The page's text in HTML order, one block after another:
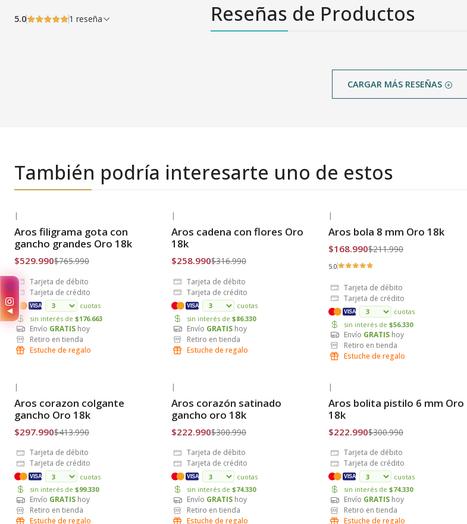
Reseñas de Productos
5.0 1 reseña
CARGAR MÁS RESEÑAS
También podría interesarte uno de estos
Envío Gratis
|
Aros filigrama gota con
gancho grandes Oro 18k
$529.990$765.990
Tarjeta de débito
Tarjeta de crédito
VISA
cuotas
sin interés de $176.663
Envío GRATIS hoy
Retiro en tienda
Estuche de regalo
Envío Gratis
|
Aros cadena con flores Oro
18k
$258.990$316.990
Tarjeta de débito
Tarjeta de crédito
VISA
cuotas
sin interés de $86.330
Envío GRATIS hoy
Retiro en tienda
Estuche de regalo
Envío Gratis
|
Aros bola 8 mm Oro 18k
$168.990$211.990
5.0
Tarjeta de débito
Tarjeta de crédito
VISA
cuotas
sin interés de $56.330
Envío GRATIS hoy
Retiro en tienda
Estuche de regalo
Envío Gratis
|
Aros corazon colgante
gancho Oro 18k
$297.990$413.990
Tarjeta de débito
Tarjeta de crédito
VISA
cuotas
sin interés de $99.330
Envío GRATIS hoy
Retiro en tienda
Estuche de regalo
Envío Gratis
|
Aros corazón satinado
gancho oro 18k
$222.990$300.990
Tarjeta de débito
Tarjeta de crédito
VISA
cuotas
sin interés de $74.330
Envío GRATIS hoy
Retiro en tienda
Estuche de regalo
Envío Gratis
|
Aros bolita pistilo 6 mm Oro
18k
$222.990$300.990
Tarjeta de débito
Tarjeta de crédito
VISA
cuotas
sin interés de $74.330
Envío GRATIS hoy
Retiro en tienda
Estuche de regalo
✨
◀